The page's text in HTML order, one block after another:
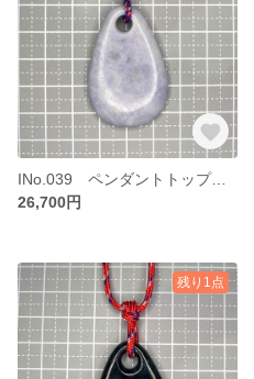
INo.039 ペンダントトップ ウオータードロップ 糸魚川ヒスイ 青海川ラベンダーヒスイ
26,700円
残り1点